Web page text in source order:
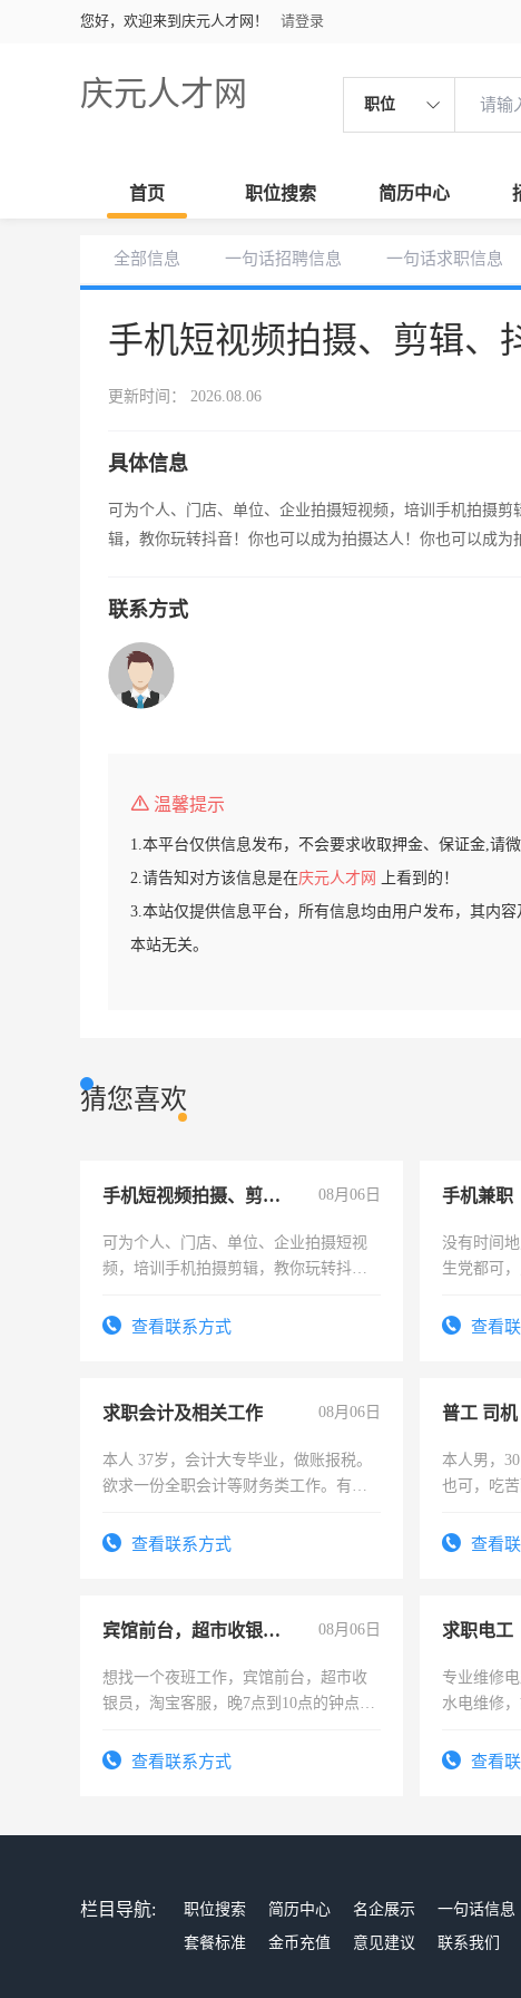
您好，欢迎来到庆元人才网！ 请登录
庆元人才网 职位
首页 职位搜索 简历中心
全部信息 一句话招聘信息 一句话求职信息
手机短视频拍摄、剪辑、
更新时间： 2026.08.06
具体信息
可为个人、门店、单位、企业拍摄短视频，培训手机拍摄
辑，教你玩转抖音！你也可以成为拍摄达人！你也可以成为
联系方式
温馨提示
1.本平台仅供信息发布，不会要求收取押金、保证金,请微
2.请告知对方该信息是在庆元人才网
上看到的！
3.本站仅提供信息平台，所有信息均由用户发布，其内
本站无关。
猜您喜欢
手机短视频拍摄、剪辑、抖音快手 08月06日
可为个人、门店、单位、企业拍摄短视
频，培训手机拍摄剪辑，教你玩转抖音
频，培训手机拍摄剪辑，教你玩转抖
查看联系方式
手机兼职
没有时间
生党都可
勤快的四
查看
求职会计及相关工作 08月06日
本人 37岁，会计大专毕业，做账报税。
欲求一份全职会计等财务类工作。有会
查看联系方式
普工 司机
本人男，
也可，吃
查看
宾馆前台，超市收银员，淘宝客服 08月06日
想找一个夜班工作，宾馆前台，超市收
银员，淘宝客服，晚7点到10点的钟点
号同微信查看联系方式
求职电工
专业维修
水电维修
查看
栏目导航: 职位搜索 简历中心 名企展示 一句话信息
套餐标准
金币充值 意见建议 联系我们